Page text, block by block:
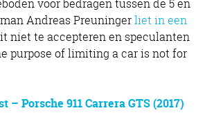
voor bedragen tussen de 5 en
Andreas Preuningerliet in een
niet te accepteren en speculanten
purpose of limiting a car is not for
– Porsche 911 Carrera GTS (2017)